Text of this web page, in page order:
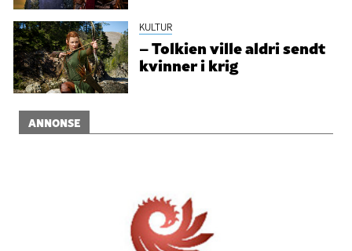
KULTUR
– Tolkien ville aldri sendt
kvinner i krig
ANNONSE